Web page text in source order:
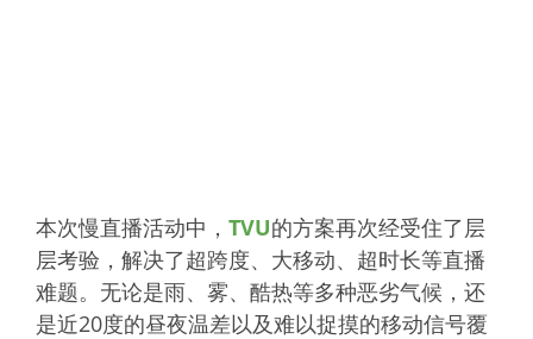
本次慢直播活动中， TVU的方案再次经受住了层
层考验，解决了超跨度、大移动、超时长等直播
难题。无论是雨、雾、酷热等多种恶劣气候，还
是近20度的昼夜温差以及难以捉摸的移动信号覆